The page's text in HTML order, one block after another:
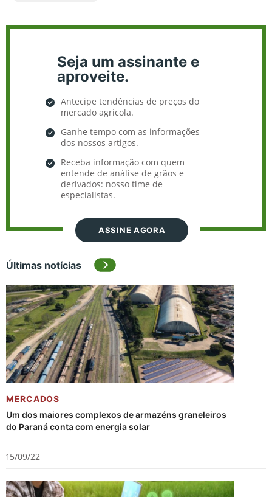
Seja um assinante e
aproveite.
Antecipe tendências de preços do
mercado agrícola.
Ganhe tempo com as informações
dos nossos artigos.
Receba informação com quem
entende de análise de grãos e
derivados: nosso time de
especialistas.
ASSINE AGORA
Últimas notícias
MERCADOS
Um dos maiores complexos de armazéns graneleiros
do Paraná conta com energia solar
15/09/22